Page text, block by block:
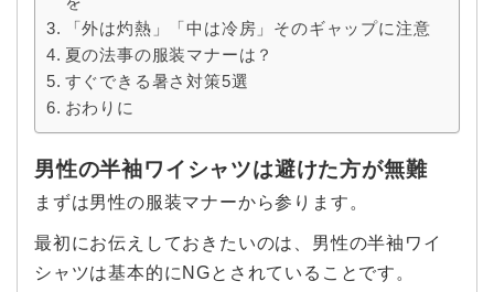
「外は灼熱」「中は冷房」そのギャップに注意
夏の法事の服装マナーは？
すぐできる暑さ対策5選
おわりに
男性の半袖ワイシャツは避けた方が無難
まずは男性の服装マナーから参ります。
最初にお伝えしておきたいのは、男性の半袖ワイ
シャツは基本的にNGとされていることです。